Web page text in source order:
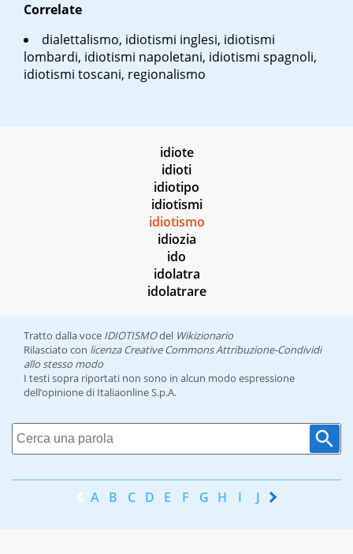
Correlate
dialettalismo, idiotismi inglesi, idiotismi
lombardi, idiotismi napoletani, idiotismi spagnoli,
idiotismi toscani, regionalismo
idiote
idioti
idiotipo
idiotismi
idiotismo
idiozia
ido
idolatra
idolatrare
Tratto dalla voce IDIOTISMOdel Wikizionario
Rilasciato con licenza Creative Commons Attribuzione-Condividi
allo stesso modo
I testi sopra riportati non sono in alcun modo espressione
dell’opinione di Italiaonline S.p.A.
A B C D E F G H I J K